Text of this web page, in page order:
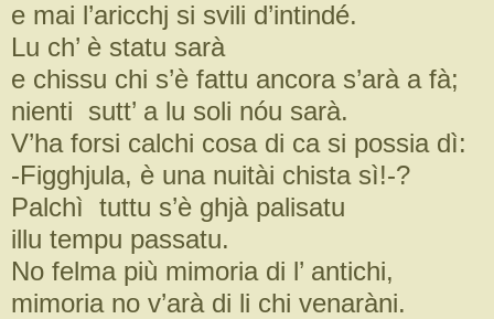
e mai l’aricchj si svili d’intindé.
Lu ch’ è statu sarà
e chissu chi s’è fattu ancora s’arà a fà;
nienti sutt’ a lu soli nóu sarà.
V’ha forsi calchi cosa di ca si possia dì:
-Figghjula, è una nuitài chista sì!-?
Palchì tuttu s’è ghjà palisatu
illu tempu passatu.
No felma più mimoria di l’ antichi,
mimoria no v’arà di li chi venaràni.